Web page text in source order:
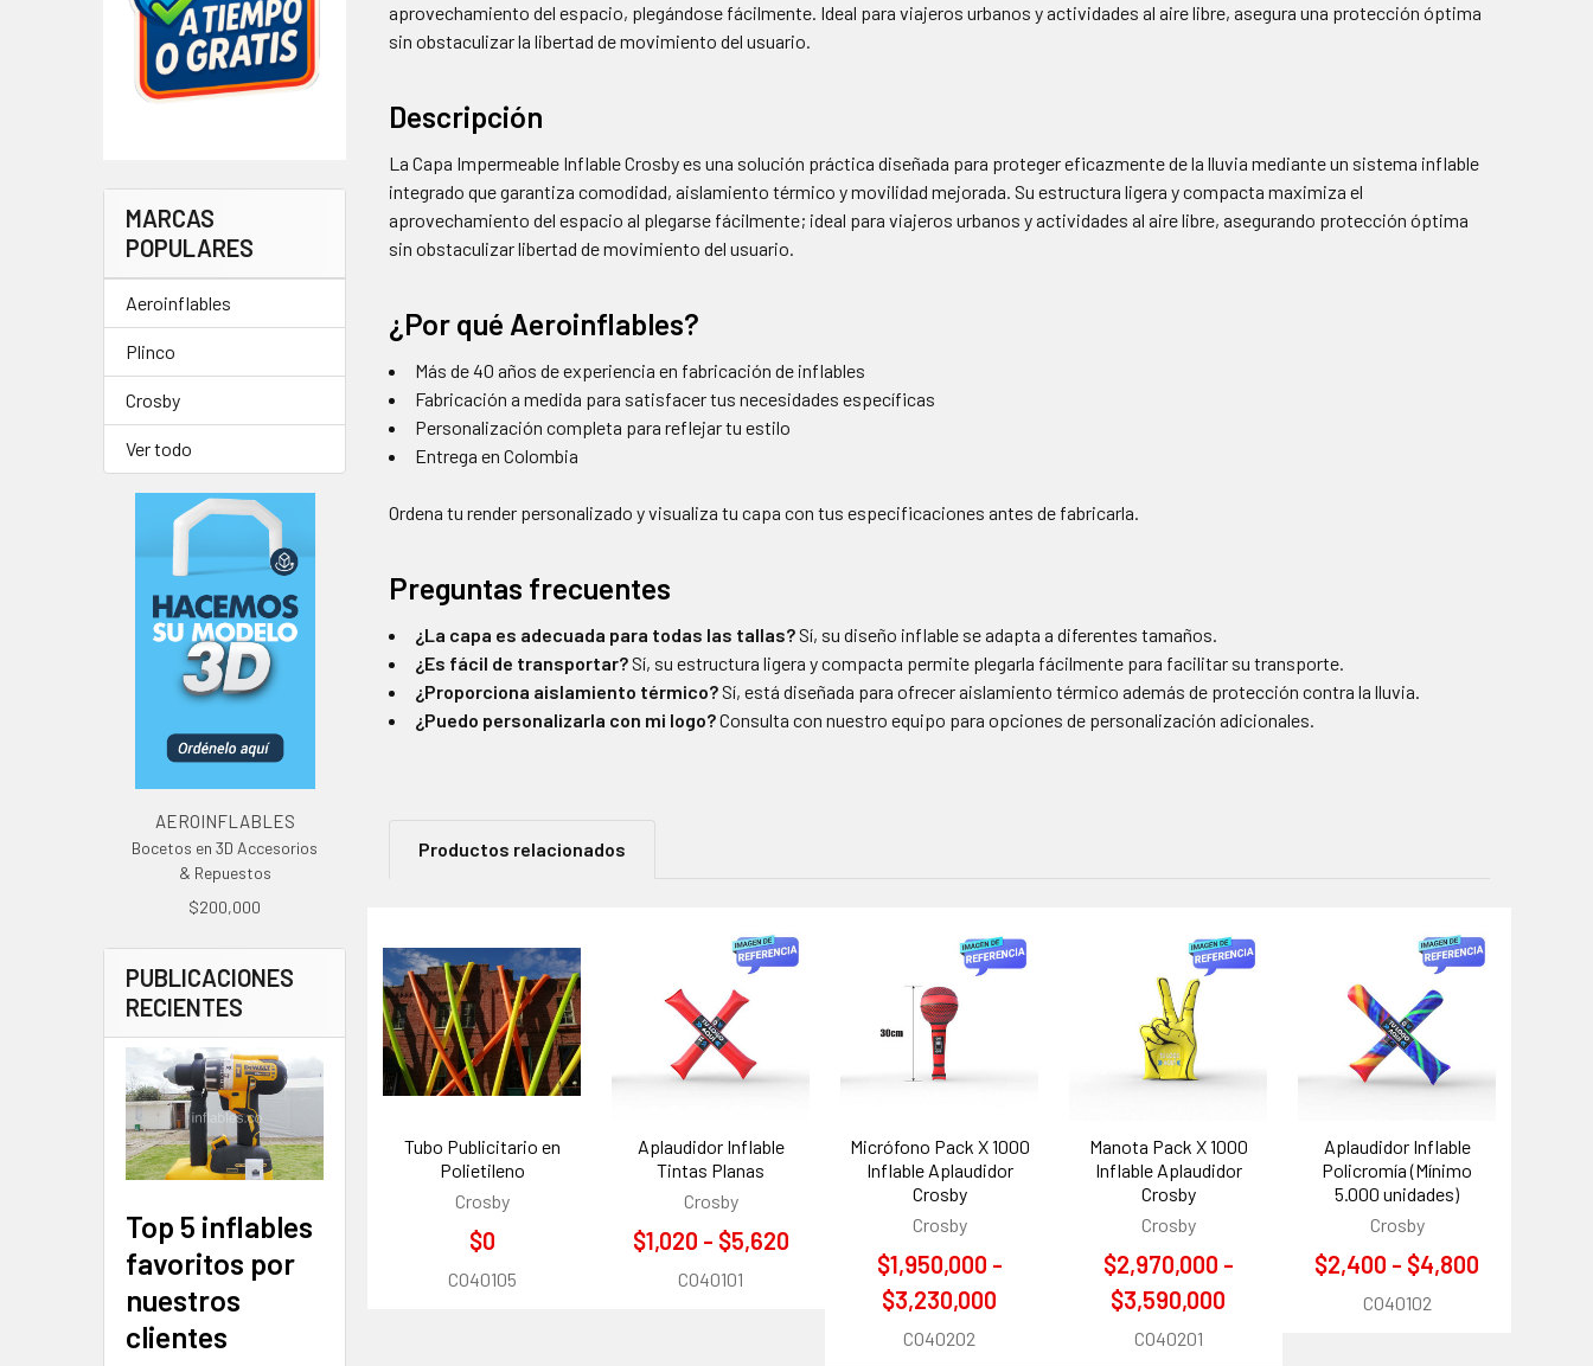
MARCAS
POPULARES
Aeroinflables
Plinco
Crosby
Ver todo
AEROINFLABLES
Bocetos en 3D Accesorios
& Repuestos
$200,000
PUBLICACIONES
RECIENTES
Top 5 inflables
favoritos por
nuestros
clientes
aprovechamiento del espacio, plegándose fácilmente. Ideal para viajeros urbanos y actividades al aire libre, asegura una protección óptima
sin obstaculizar la libertad de movimiento del usuario.
Descripción
La Capa Impermeable Inflable Crosby es una solución práctica diseñada para proteger eficazmente de la lluvia mediante un sistema inflable
integrado que garantiza comodidad, aislamiento térmico y movilidad mejorada. Su estructura ligera y compacta maximiza el
aprovechamiento del espacio al plegarse fácilmente; ideal para viajeros urbanos y actividades al aire libre, asegurando protección óptima
sin obstaculizar libertad de movimiento del usuario.
¿Por qué Aeroinflables?
Más de 40 años de experiencia en fabricación de inflables
Fabricación a medida para satisfacer tus necesidades específicas
Personalización completa para reflejar tu estilo
Entrega en Colombia
Ordena tu render personalizado y visualiza tu capa con tus especificaciones antes de fabricarla.
Preguntas frecuentes
¿La capa es adecuada para todas las tallas? Sí, su diseño inflable se adapta a diferentes tamaños.
¿Es fácil de transportar? Sí, su estructura ligera y compacta permite plegarla fácilmente para facilitar su transporte.
¿Proporciona aislamiento térmico? Sí, está diseñada para ofrecer aislamiento térmico además de protección contra la lluvia.
¿Puedo personalizarla con mi logo?Consulta con nuestro equipo para opciones de personalización adicionales.
Productos relacionados
Productos
relacionados
Tubo Publicitario en
Polietileno
Crosby
$0
CO40105
Aplaudidor Inflable
Tintas Planas
Crosby
$1,020 - $5,620
CO40101
Micrófono Pack X 1000
Inflable Aplaudidor
Crosby
Crosby
$1,950,000 -
$3,230,000
CO40202
Manota Pack X 1000
Inflable Aplaudidor
Crosby
Crosby
$2,970,000 -
$3,590,000
CO40201
Aplaudidor Inflable
Policromía (Mínimo
5.000 unidades)
Crosby
$2,400 - $4,800
CO40102